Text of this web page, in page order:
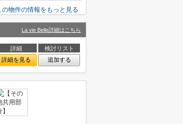
の物件の情報をもっと見る
La vie Belle詳細はこちら
詳細
検討リスト
詳細を見る 追加する